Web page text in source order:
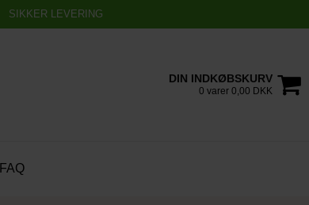
SIKKER LEVERING
DIN INDKØBSKURV
0 varer 0,00 DKK